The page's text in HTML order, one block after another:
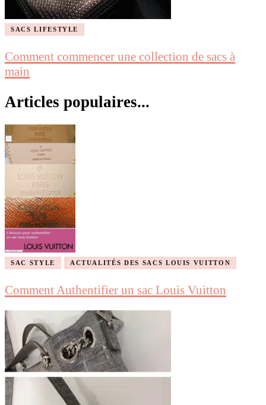
SACS LIFESTYLE
Comment commencer une collection de sacs à
main
Articles populaires...
SAC STYLE ACTUALITÉS DES SACS LOUIS VUITTON
Comment Authentifier un sac Louis Vuitton